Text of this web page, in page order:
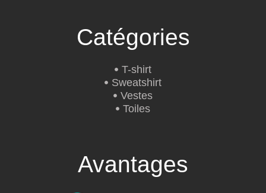
Catégories
T-shirt
Sweatshirt
Vestes
Toiles
Avantages